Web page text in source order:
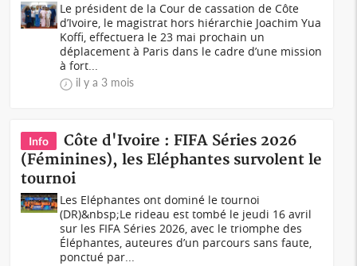
Le président de la Cour de cassation de Côte
d’Ivoire, le magistrat hors hiérarchie Joachim Yua
Koffi, effectuera le 23 mai prochain un
déplacement à Paris dans le cadre d’une mission
à fort...
il y a 3 mois
Info
Côte d'Ivoire : FIFA Séries 2026
(Féminines), les Eléphantes survolent le
tournoi
Les Eléphantes ont dominé le tournoi
(DR)&nbsp;Le rideau est tombé le jeudi 16 avril
sur les FIFA Séries 2026, avec le triomphe des
Éléphantes, auteures d’un parcours sans faute,
ponctué par...